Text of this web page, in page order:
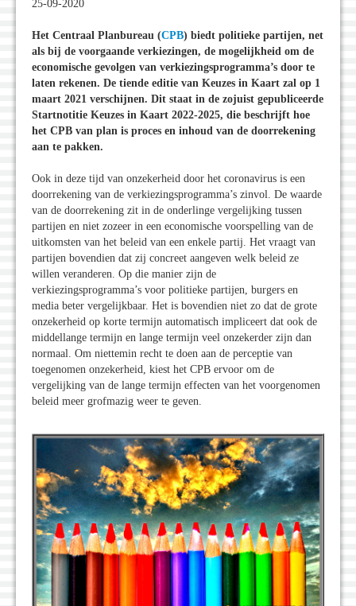
25-09-2020
Het Centraal Planbureau (CPB) biedt politieke partijen, net
als bij de voorgaande verkiezingen, de mogelijkheid om de
economische gevolgen van verkiezingsprogramma’s door te
laten rekenen. De tiende editie van Keuzes in Kaart zal op 1
maart 2021 verschijnen. Dit staat in de zojuist gepubliceerde
Startnotitie Keuzes in Kaart 2022-2025, die beschrijft hoe
het CPB van plan is proces en inhoud van de doorrekening
aan te pakken.
Ook in deze tijd van onzekerheid door het coronavirus is een
doorrekening van de verkiezingsprogramma’s zinvol. De waarde
van de doorrekening zit in de onderlinge vergelijking tussen
partijen en niet zozeer in een economische voorspelling van de
uitkomsten van het beleid van een enkele partij. Het vraagt van
partijen bovendien dat zij concreet aangeven welk beleid ze
willen veranderen. Op die manier zijn de
verkiezingsprogramma’s voor politieke partijen, burgers en
media beter vergelijkbaar. Het is bovendien niet zo dat de grote
onzekerheid op korte termijn automatisch impliceert dat ook de
middellange termijn en lange termijn veel onzekerder zijn dan
normaal. Om niettemin recht te doen aan de perceptie van
toegenomen onzekerheid, kiest het CPB ervoor om de
vergelijking van de lange termijn effecten van het voorgenomen
beleid meer grofmazig weer te geven.